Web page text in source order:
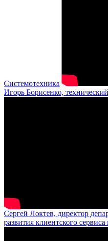
Системотехника
Игорь Борисенко,
Сергей Локтев, директор
развития клиентского